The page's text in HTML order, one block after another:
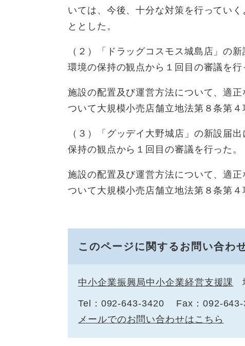
いては、今後、十分な対策を行ってい
ととした。
（２）「ドラッグコスモス城島店」の
環境の保持の観点から１回目の審議を行
施設の配置及び運営方法について、適
ついて大規模小売店舗立地法第８条第
（３）「グッデイ大野城店」の新設届
保持の観点から１回目の審議を行った。
施設の配置及び運営方法について、適
ついて大規模小売店舗立地法第８条第
このページに関するお問い合わ
中小企業振興局中小企業経営支援課
Tel：092-643-3420
Fax：092-
メールでのお問い合わせはこちら